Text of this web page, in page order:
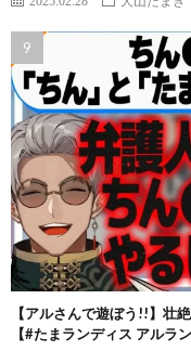
【アルさんで遊ぼう!!】壮
【#たまランディス アルラ